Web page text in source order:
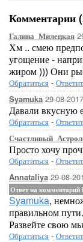
Комментарии
Галина_Милецкая
Хм .. смею
угощение -
жиром ))) Они
Обратиться -
Syamuka 29-08-
Давали вкусную
Обратиться -
Просто хочу
Обратиться -
Annataliya 29-08-
Ответ на
Syamuka,
правильном
Развейте свою
Обратиться -